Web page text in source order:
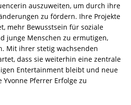
auszuweiten, um durch ihre
zu fördern. Ihre Projekte
mehr Bewusstsein für soziale
junge Menschen zu ermutigen,
Mit ihrer stetig wachsenden
dass sie weiterhin eine zentrale
Entertainment bleibt und neue
Pferrer Erfolge zu